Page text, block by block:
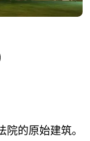
的原始建筑。